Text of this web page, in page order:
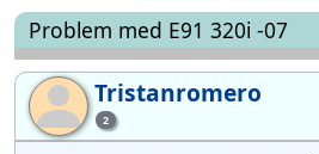
Problem med E91 320i -07
Tr 2
Tristanromero